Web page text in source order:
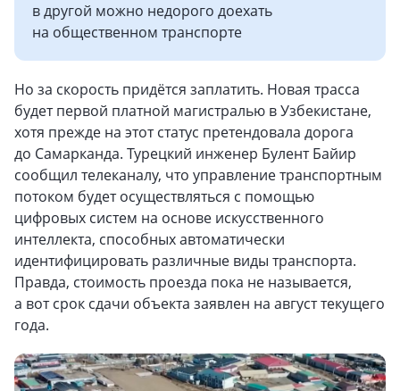
в другой можно недорого доехать
на общественном транспорте
Но за скорость придётся заплатить. Новая трасса
будет первой платной магистралью в Узбекистане,
хотя прежде на этот статус претендовала дорога
до Самарканда. Турецкий инженер Булент Байир
сообщил телеканалу, что управление транспортным
потоком будет осуществляться с помощью
цифровых систем на основе искусственного
интеллекта, способных автоматически
идентифицировать различные виды транспорта.
Правда, стоимость проезда пока не называется,
а вот срок сдачи объекта заявлен на август текущего
года.